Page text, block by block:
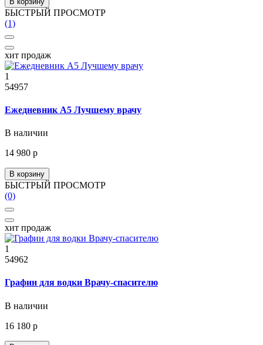
БЫСТРЫЙ ПРОСМОТР
(1)
хит продаж
1
54957
Ежедневник А5 Лучшему врачу
В наличии
14 980 р
В корзину
БЫСТРЫЙ ПРОСМОТР
(0)
хит продаж
1
54962
Графин для водки Врачу-спасителю
В наличии
16 180 р